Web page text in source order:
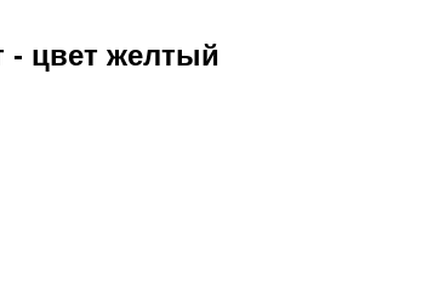
цвет желтый